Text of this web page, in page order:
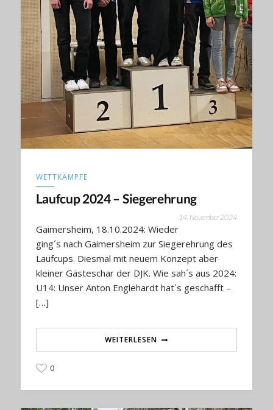
WETTKÄMPFE
Laufcup 2024 – Siegerehrung
14. November 2024
Gaimersheim, 18.10.2024: Wieder
ging´s nach Gaimersheim zur Siegerehrung des
Laufcups. Diesmal mit neuem Konzept aber
kleiner Gästeschar der DJK. Wie sah´s aus 2024:
U14: Unser Anton Englehardt hat´s geschafft –
[…]
WEITERLESEN
0